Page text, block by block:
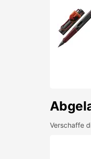
Verschaffe